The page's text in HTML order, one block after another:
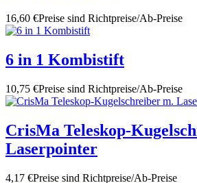
16,60 €Preise sind Richtpreise/Ab-Preise
6 in 1 Kombistift
10,75 €Preise sind Richtpreise/Ab-Preise
CrisMa Teleskop-
Laserpointer
4,17 €Preise sind Richtpreise/Ab-Preise